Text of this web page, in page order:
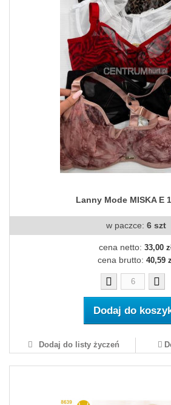
Lanny Mode MISKA E
w paczce: 6 szt
cena netto: 33,00
cena brutto: 40,59
Dodaj do
Dodaj do listy życzeń